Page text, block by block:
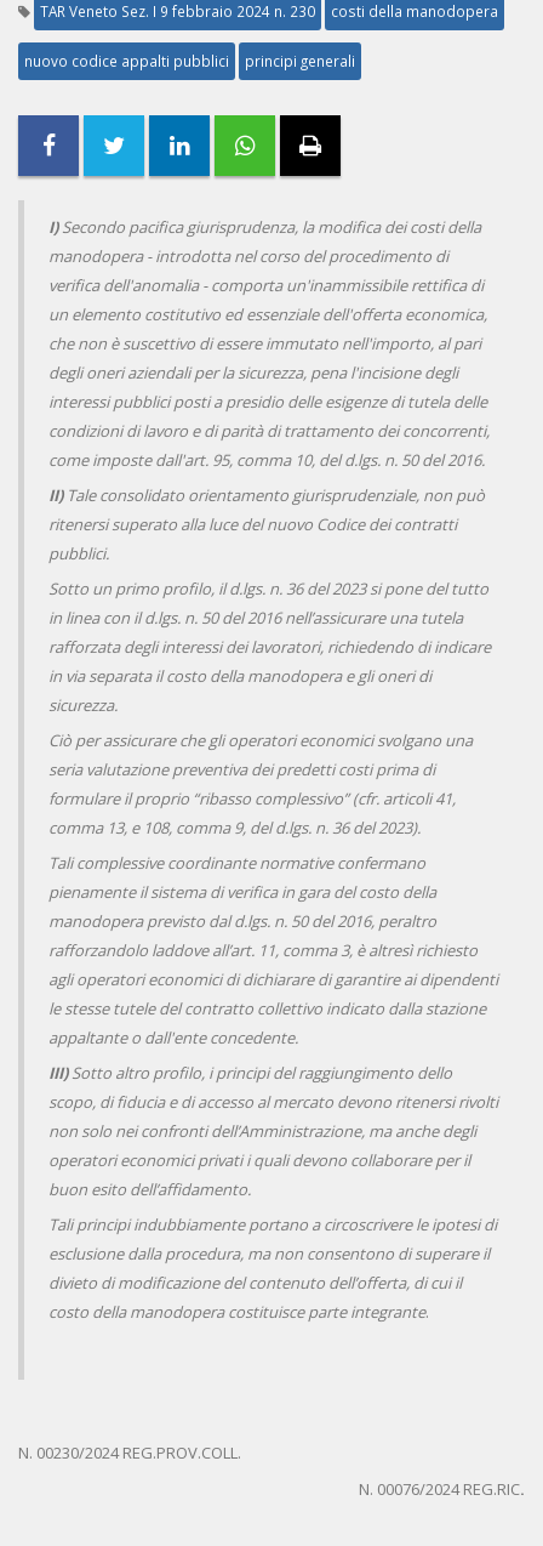
TAR Veneto Sez. I 9 febbraio 2024 n. 230
costi della manodopera
nuovo codice appalti pubblici principi generali
I)Secondo pacifica giurisprudenza, la modifica dei costi della
manodopera - introdotta nel corso del procedimento di
verifica dell'anomalia - comporta un'inammissibile rettifica di
un elemento costitutivo ed essenziale dell'offerta economica,
che non è suscettivo di essere immutato nell'importo, al pari
degli oneri aziendali per la sicurezza, pena l'incisione degli
interessi pubblici posti a presidio delle esigenze di tutela delle
condizioni di lavoro e di parità di trattamento dei concorrenti,
come imposte dall'art. 95, comma 10, del d.lgs. n. 50 del 2016.
II) Tale consolidato orientamento giurisprudenziale, non può
ritenersi superato alla luce del nuovo Codice dei contratti
pubblici.
Sotto un primo profilo, il d.lgs. n. 36 del 2023 si pone del tutto
in linea con il d.lgs. n. 50 del 2016 nell’assicurare una tutela
rafforzata degli interessi dei lavoratori, richiedendo di indicare
in via separata il costo della manodopera e gli oneri di
sicurezza.
Ciò per assicurare che gli operatori economici svolgano una
seria valutazione preventiva dei predetti costi prima di
formulare il proprio “ribasso complessivo” (cfr. articoli 41,
comma 13, e 108, comma 9, del d.lgs. n. 36 del 2023).
Tali complessive coordinante normative confermano
pienamente il sistema di verifica in gara del costo della
manodopera previsto dal d.lgs. n. 50 del 2016, peraltro
rafforzandolo laddove all’art. 11, comma 3, è altresì richiesto
agli operatori economici di dichiarare di garantire ai dipendenti
le stesse tutele del contratto collettivo indicato dalla stazione
appaltante o dall'ente concedente.
III)Sotto altro profilo, i principi del raggiungimento dello
scopo, di fiducia e di accesso al mercato devono ritenersi rivolti
non solo nei confronti dell’Amministrazione, ma anche degli
operatori economici privati i quali devono collaborare per il
buon esito dell’affidamento.
Tali principi indubbiamente portano a circoscrivere le ipotesi di
esclusione dalla procedura, ma non consentono di superare il
divieto di modificazione del contenuto dell’offerta, di cui il
costo della manodopera costituisce parte integrante.
N. 00230/2024 REG.PROV.COLL.
N. 00076/2024 REG.RIC.